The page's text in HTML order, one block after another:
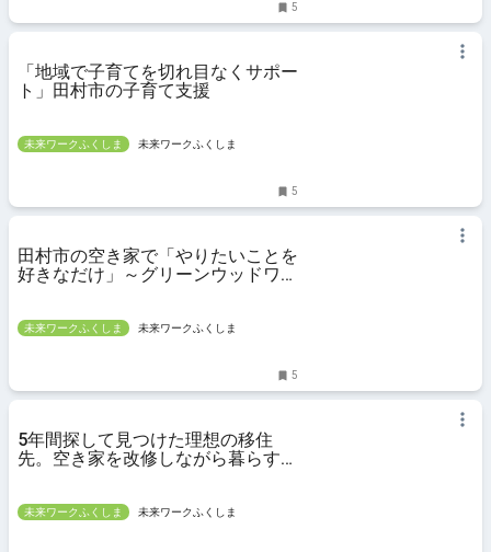
5
「地域で子育てを切れ目なくサポー
ト」田村市の子育て支援
未来ワークふくしま 未来ワークふくしま
5
田村市の空き家で「やりたいことを
好きなだけ」～グリーンウッドワー
未来ワークふくしま 未来ワークふくしま
5
5年間探して見つけた理想の移住
先。空き家を改修しながら暮らす、
未来ワークふくしま 未来ワークふくしま